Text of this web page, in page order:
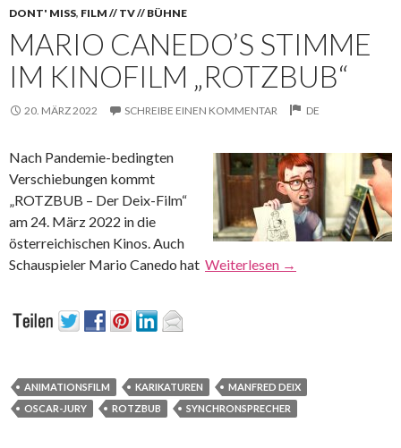
DONT' MISS, FILM // TV // BÜHNE
MARIO CANEDO’S STIMME
IM KINOFILM „ROTZBUB“
20. MÄRZ 2022 SCHREIBE EINEN KOMMENTAR DE
Nach Pandemie-bedingten
Verschiebungen kommt
„ROTZBUB – Der Deix-Film“
am 24. März 2022 in die
österreichischen Kinos. Auch
Schauspieler Mario Canedo hat Weiterlesen →
ANIMATIONSFILM KARIKATUREN
MANFRED DEIX
OSCAR-JURY
ROTZBUB SYNCHRONSPRECHER